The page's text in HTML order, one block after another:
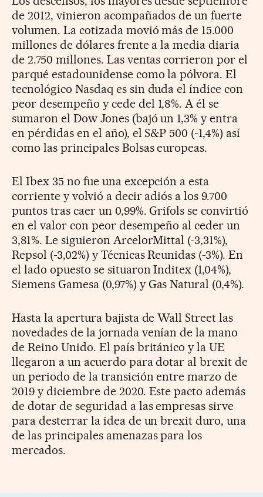
de 2012, vinieron acompañados de un fuerte
volumen. La cotizada movió más de 15.000
millones de dólares frente a la media diaria
de 2.750 millones. Las ventas corrieron por el
parqué estadounidense como la pólvora. El
tecnológico Nasdaq es sin duda el índice con
peor desempeño y cede del 1,8%. A él se
sumaron el Dow Jones (bajó un 1,3% y entra
en pérdidas en el año), el S&P 500 (-1,4%) así
como las principales Bolsas europeas.
El Ibex 35 no fue una excepción a esta
corriente y volvió a decir adiós a los 9.700
puntos tras caer un 0,99%. Grifols se convirtió
en el valor con peor desempeño al ceder un
3,81%. Le siguieron ArcelorMittal (-3,31%),
Repsol (-3,02%) y Técnicas Reunidas (-3%). En
el lado opuesto se situaron Inditex (1,04%),
Siemens Gamesa (0,97%) y Gas Natural (0,4%).
Hasta la apertura bajista de Wall Street las
novedades de la jornada venían de la mano
de Reino Unido. El país británico y la UE
llegaron a un acuerdo para dotar al brexit de
un periodo de la transición entre marzo de
2019 y diciembre de 2020. Este pacto además
de dotar de seguridad a las empresas sirve
para desterrar la idea de un brexit duro, una
de las principales amenazas para los
mercados.